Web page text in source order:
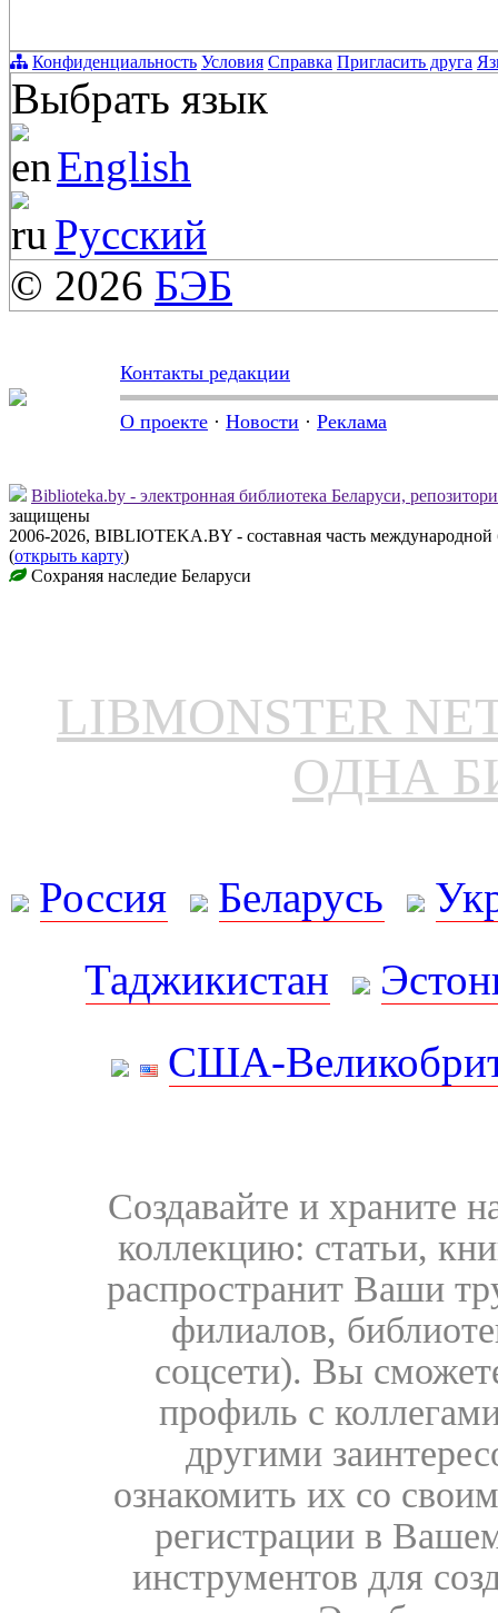
Конфиденциальность Условия Справка Пригласить друга
Выбрать язык
English
Русский
© 2026 БЭБ
Контакты редакции
О проекте · Новости · Реклама
Biblioteka.by - электронная библиотека Беларуси,
защищены
2006-2026, BIBLIOTEKA.BY - составная часть
(открыть карту)
Сохраняя наследие Беларуси
LIBMONSTER
ОДНА
Россия Беларусь
Таджикистан
США-
Создавайте и храните
коллекцию: статьи,
распространит Ваши
филиалов,
соцсети). Вы
профиль с
другими
ознакомить их со
регистрации в
инструментов для